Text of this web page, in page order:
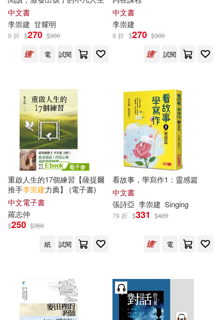
中文書
李崇建 甘耀明
9 折 $270 $300
電
試閱
中文書
李崇建
9 折 $270 $300
試閱
重啟人生的17個練習【薩提爾
推手李崇建力薦】 (電子書)
中文電子書
羅志仲
$250 $360
紙
試閱
看故事，學寫作1：靈感篇
中文書
張詩亞 李崇建 Singing
79 折 $331 $420
電